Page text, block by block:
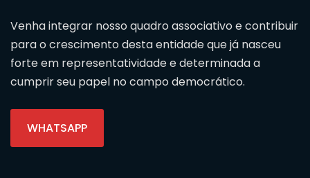
Venha integrar nosso quadro associativo e contribuir
para o crescimento desta entidade que já nasceu
forte em representatividade e determinada a
cumprir seu papel no campo democrático.
WHATSAPP